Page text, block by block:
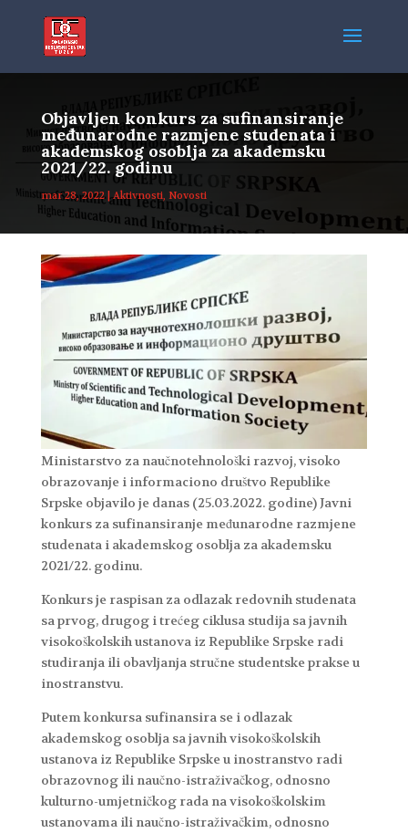
Objavljen konkurs za sufinansiranje
međunarodne razmjene studenata i
akademskog osoblja za akademsku
2021/22. godinu
mar 28, 2022| Aktivnosti, Novosti
Ministarstvo za naučnotehnološki razvoj, visoko
obrazovanje i informaciono društvo Republike
Srpske objavilo je danas (25.03.2022. godine) Javni
konkurs za sufinansiranje međunarodne razmjene
studenata i akademskog osoblja za akademsku
2021/22. godinu.
Konkurs je raspisan za odlazak redovnih studenata
sa prvog, drugog i trećeg ciklusa studija sa javnih
visokoškolskih ustanova iz Republike Srpske radi
studiranja ili obavljanja stručne studentske prakse u
inostranstvu.
Putem konkursa sufinansira se i odlazak
akademskog osoblja sa javnih visokoškolskih
ustanova iz Republike Srpske u inostranstvo radi
obrazovnog ili naučno-istraživačkog, odnosno
kulturno-umjetničkog rada na visokoškolskim
ustanovama ili naučno-istraživačkim, odnosno